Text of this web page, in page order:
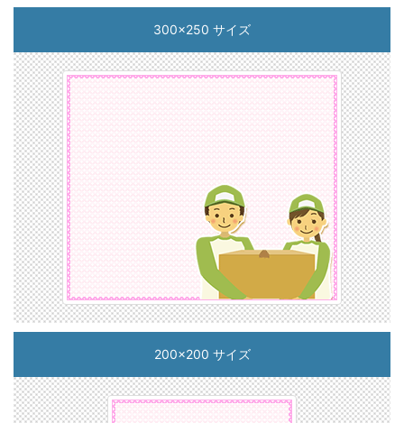
300x250 サイズ
200x200 サイズ